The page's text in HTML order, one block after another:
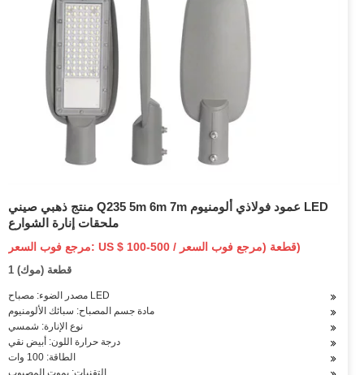
منتج ذهبي صيني Q235 5m 6m 7m عمود فولاذي ألومنيوم LED
ملحقات إنارة الشوارع
مرجع فوب السعر: US $ 100-500 / قطعة (مرجع فوب السعر)
1 قطعة (موك)
مصدر الضوء: مصباح LED
مادة جسم المصباح: سبائك الألومنيوم
نوع الإنارة: شمسي
درجة حرارة اللون: أبيض نقي
الطاقة: 100 وات
التقنيات: يموت المصبوب